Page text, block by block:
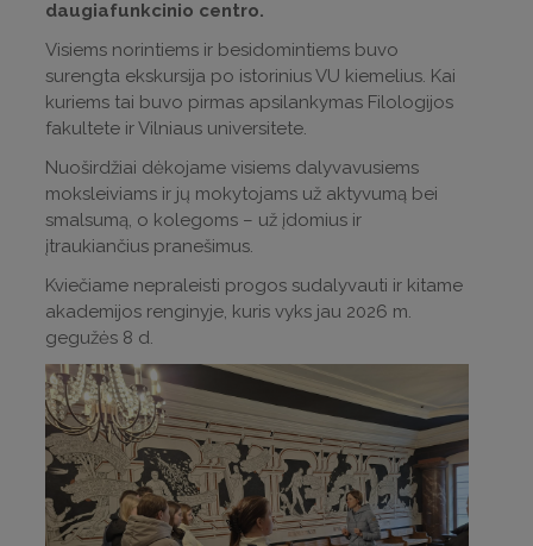
daugiafunkcinio centro.
Visiems norintiems ir besidomintiems buvo
surengta ekskursija po istorinius VU kiemelius. Kai
kuriems tai buvo pirmas apsilankymas Filologijos
fakultete ir Vilniaus universitete.
Nuoširdžiai dėkojame visiems dalyvavusiems
moksleiviams ir jų mokytojams už aktyvumą bei
smalsumą, o kolegoms – už įdomius ir
įtraukiančius pranešimus.
Kviečiame nepraleisti progos sudalyvauti ir kitame
akademijos renginyje, kuris vyks jau 2026 m.
gegužės 8 d.